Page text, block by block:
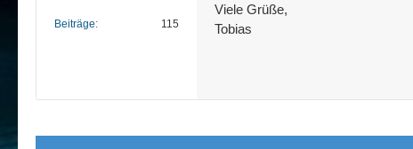
Beiträge 115
Viele Grüße,
Tobias